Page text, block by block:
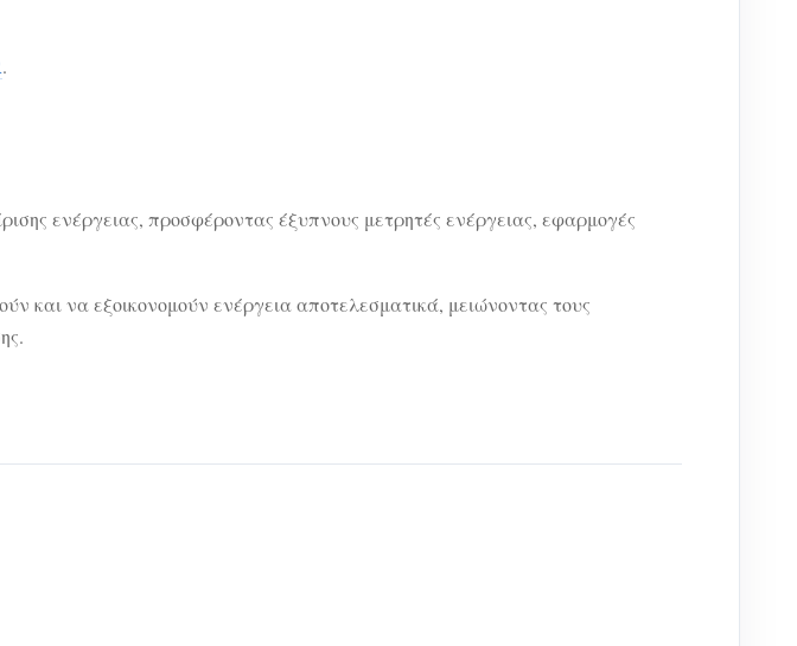
.
ενέργειας, προσφέροντας έξυπνους μετρητές ενέργειας, εφαρμογές
και να εξοικονομούν ενέργεια αποτελεσματικά, μειώνοντας τους